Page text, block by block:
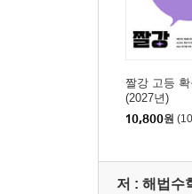
짤강 고등
(2027년)
10,800원
저 : 해법수